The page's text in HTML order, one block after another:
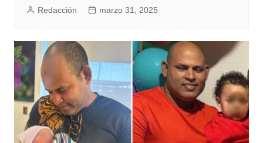
Redacción marzo 31, 2025